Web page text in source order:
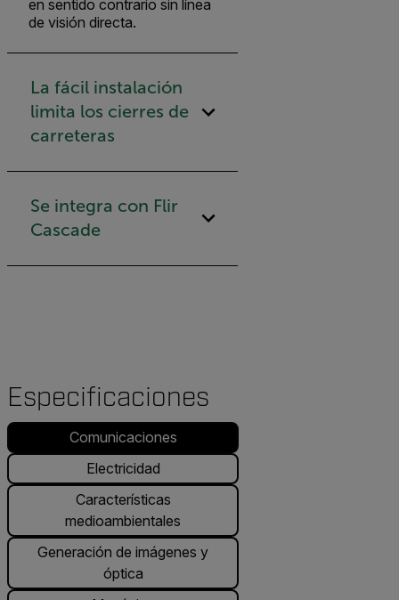
en sentido contrario sin línea
de visión directa.
La fácil instalación
limita los cierres de
carreteras
Se integra con Flir
Cascade
Especificaciones
Comunicaciones
Electricidad
Características
medioambientales
Generación de imágenes y
óptica